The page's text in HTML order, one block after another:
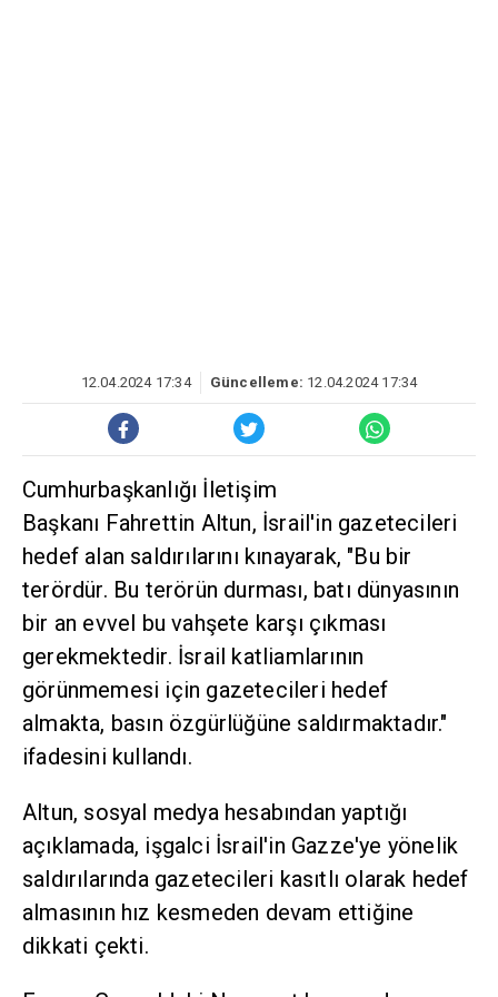
12.04.2024 17:34 Güncelleme: 12.04.2024 17:34
Cumhurbaşkanlığı İletişim
Başkanı Fahrettin Altun, İsrail'in gazetecileri
hedef alan saldırılarını kınayarak, "Bu bir
terördür. Bu terörün durması, batı dünyasının
bir an evvel bu vahşete karşı çıkması
gerekmektedir. İsrail katliamlarının
görünmemesi için gazetecileri hedef
almakta, basın özgürlüğüne saldırmaktadır."
ifadesini kullandı.
Altun, sosyal medya hesabından yaptığı
açıklamada, işgalci İsrail'in Gazze'ye yönelik
saldırılarında gazetecileri kasıtlı olarak hedef
almasının hız kesmeden devam ettiğine
dikkati çekti.